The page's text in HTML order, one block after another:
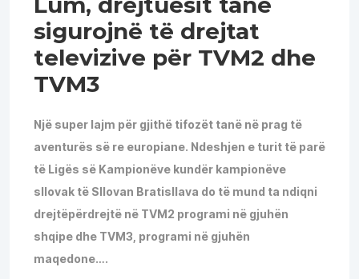
sigurojnë të drejtat
televizive për TVM2 dhe
TVM3
Një super lajm për gjithë tifozët tanë në prag të
aventurës së re europiane. Ndeshjen e turit të parë
të Ligës së Kampionëve kundër kampionëve
sllovak të Sllovan Bratisllava do të mund ta ndiqni
drejtëpërdrejtë në TVM2 programi në gjuhën
shqipe dhe TVM3, programi në gjuhën
maqedone….